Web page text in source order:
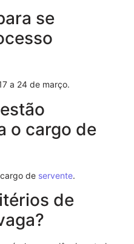
se
a 24 de março.
o cargo de
de servente.
de